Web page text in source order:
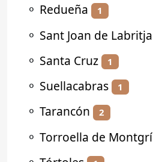
⚬ Redueña 1
⚬ Sant Joan de Labritja
⚬ Santa Cruz 1
⚬ Suellacabras 1
⚬ Tarancón 2
⚬ Torroella de Montgrí